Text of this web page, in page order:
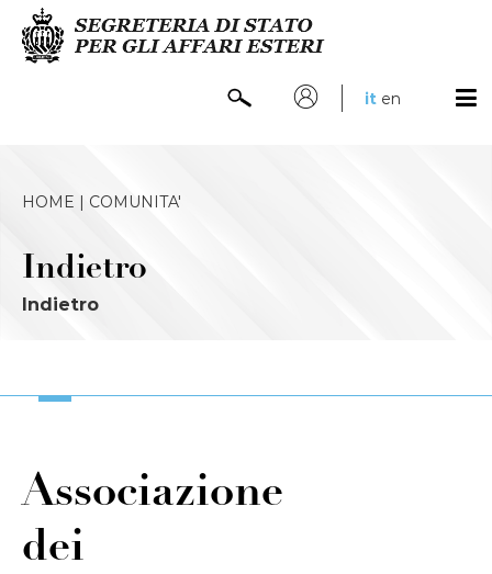
it en
HOME | COMUNITA'
Indietro
Indietro
Associazione
dei